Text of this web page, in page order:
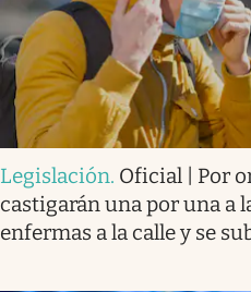
Legislación. Oficial | Por
castigarán una por una a
enfermas a la calle y se